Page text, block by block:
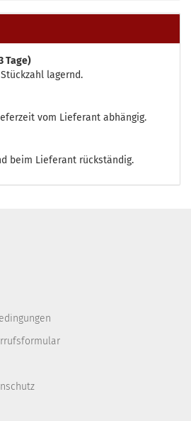
Tage)
lagernd.
vom Lieferant abhängig.
beim Lieferant rückständig.